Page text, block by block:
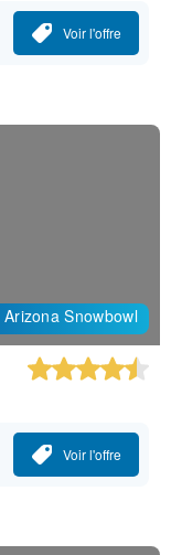
Voir l'offre
Arizona Snowbowl
Voir l'offre